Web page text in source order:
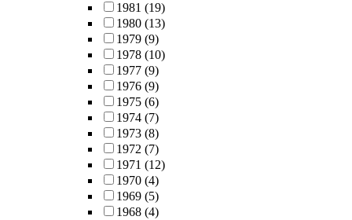
1981 (19)
1980 (13)
1979 (9)
1978 (10)
1977 (9)
1976 (9)
1975 (6)
1974 (7)
1973 (8)
1972 (7)
1971 (12)
1970 (4)
1969 (5)
1968 (4)